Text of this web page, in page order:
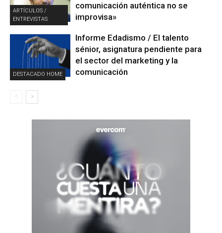
ARTÍCULOS /
ENTREVISTAS
comunicación auténtica no se
improvisa»
DESTACADO HOME
Informe Edadismo / El talento
sénior, asignatura pendiente para
el sector del marketing y la
comunicación